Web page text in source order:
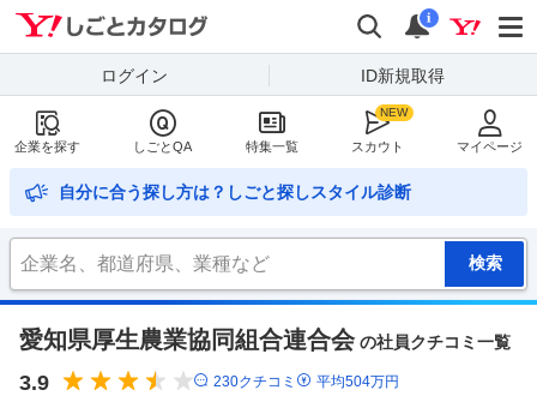
検索
通知
i
ログイン ID新規取得
企業を探す しごとQA 特集一覧 スカウト マイページ
自分に合う探し方は？しごと探しスタイル診断
愛知県厚生農業協同組合連合会 の社員クチコミ一覧
3.9 230クチコミ 平均504万円